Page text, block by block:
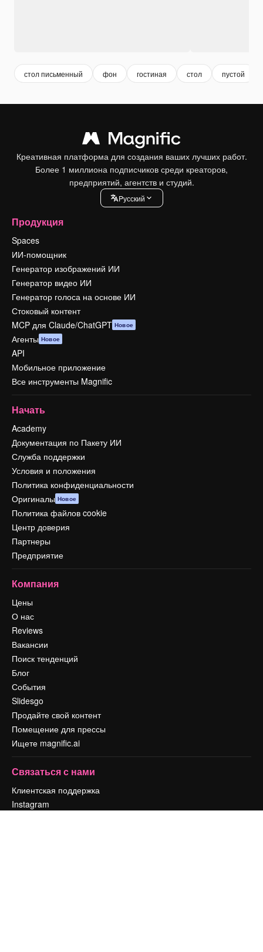
стол письменный фон гостиная стол пустой
Креативная платформа для создания ваших лучших работ.
Более 1 миллиона подписчиков среди креаторов,
предприятий, агентств и студий.
Pусский
Продукция
Spaces
ИИ-помощник
Генератор изображений ИИ
Генератор видео ИИ
Генератор голоса на основе ИИ
Стоковый контент
MCP для Claude/ChatGPT Новое
Агенты Новое
API
Мобильное приложение
Все инструменты Magnific
Начать
Academy
Документация по Пакету ИИ
Служба поддержки
Условия и положения
Политика конфиденциальности
Оригиналы Новое
Политика файлов cookie
Центр доверия
Партнеры
Предприятие
Компания
Цены
О нас
Reviews
Вакансии
Поиск тенденций
Блог
События
Slidesgo
Продайте свой контент
Помещение для прессы
Ищете magnific.ai
Связаться с нами
Клиентская поддержка
Instagram